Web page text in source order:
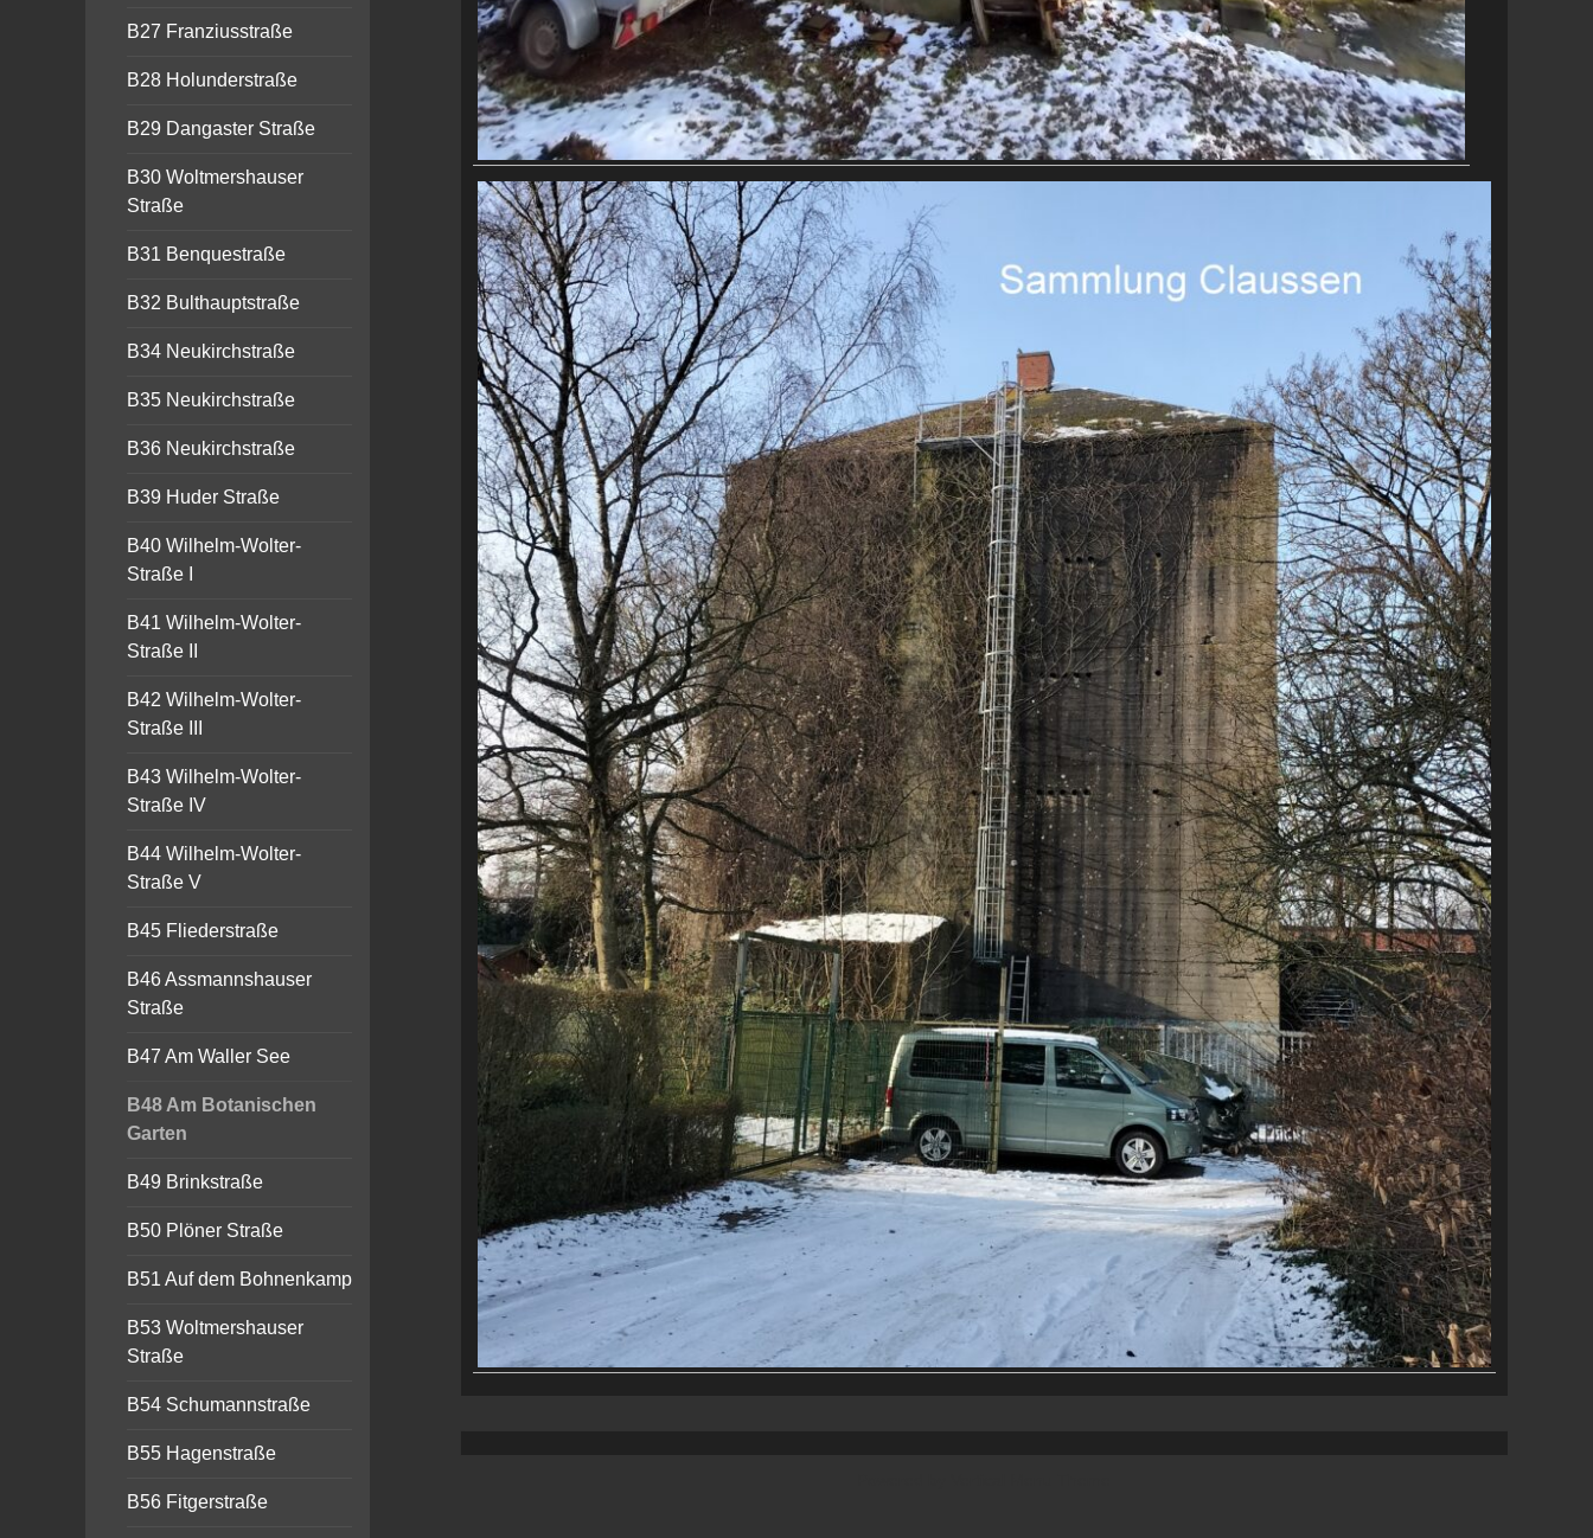
B27 Franziusstraße
B28 Holunderstraße
B29 Dangaster Straße
B30 Woltmershauser
Straße
B31 Benquestraße
B32 Bulthauptstraße
B34 Neukirchstraße
B35 Neukirchstraße
B36 Neukirchstraße
B39 Huder Straße
B40 Wilhelm-Wolter-
Straße I
B41 Wilhelm-Wolter-
Straße II
B42 Wilhelm-Wolter-
Straße III
B43 Wilhelm-Wolter-
Straße IV
B44 Wilhelm-Wolter-
Straße V
B45 Fliederstraße
B46 Assmannshauser
Straße
B47 Am Waller See
B48 Am Botanischen
Garten
B49 Brinkstraße
B50 Plöner Straße
B51 Auf dem Bohnenkamp
B53 Woltmershauser
Straße
B54 Schumannstraße
B55 Hagenstraße
B56 Fitgerstraße